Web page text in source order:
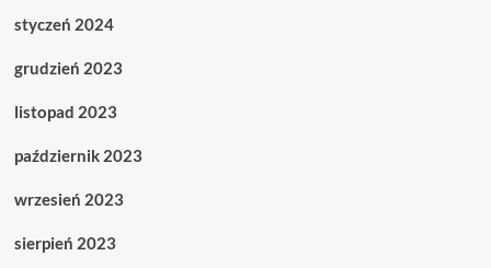
styczeń 2024
grudzień 2023
listopad 2023
październik 2023
wrzesień 2023
sierpień 2023